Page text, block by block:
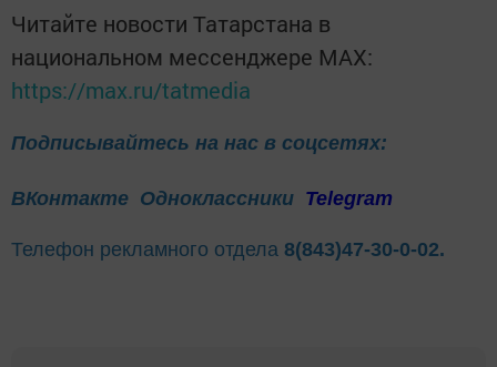
Читайте новости Татарстана в
национальном мессенджере MАХ:
https://max.ru/tatmedia
Подписывайтесь на нас в соцсетях:
ВКонтакте Одноклассники Telegram
Телефон рекламного отдела 8(843)47-30-0-02.